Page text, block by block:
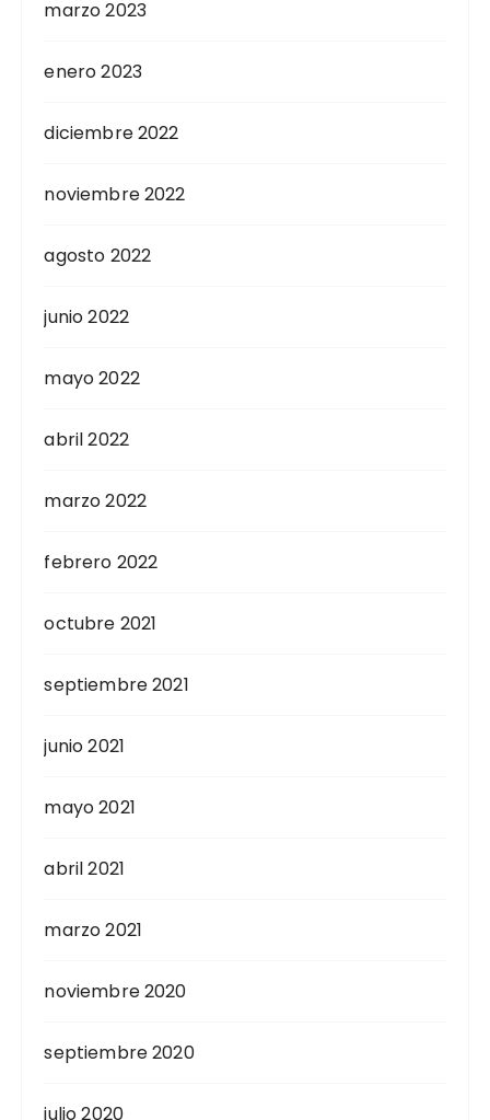
marzo 2023
enero 2023
diciembre 2022
noviembre 2022
agosto 2022
junio 2022
mayo 2022
abril 2022
marzo 2022
febrero 2022
octubre 2021
septiembre 2021
junio 2021
mayo 2021
abril 2021
marzo 2021
noviembre 2020
septiembre 2020
julio 2020